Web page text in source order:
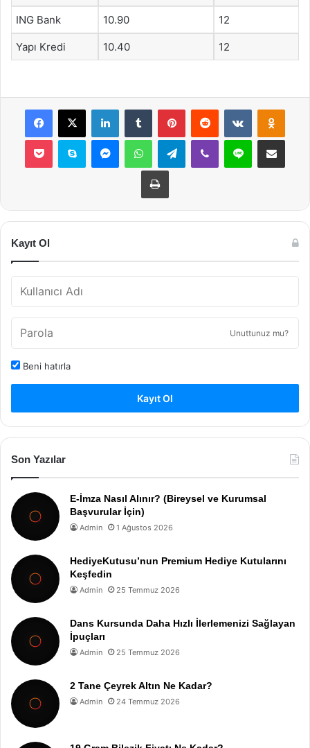
ING Bank 10.90 12
Yapı Kredi 10.40 12
Facebook
X LinkedInTumblr PinterestReddit VKontakte
Pocket Skype MessengerWhatsAppTelegramViber Line E-Posta ile
Yazdır
Kayıt Ol
Unuttunuz mu?
Beni hatırla
Kayıt Ol
Son Yazılar
E-İmza Nasıl Alınır? (Bireysel ve Kurumsal
Başvurular İçin)
Admin 1 Ağustos 2026
HediyeKutusu’nun Premium Hediye Kutularını
Keşfedin
Admin 25 Temmuz 2026
Dans Kursunda Daha Hızlı İlerlemenizi Sağlayan
İpuçları
Admin 25 Temmuz 2026
2 Tane Çeyrek Altın Ne Kadar?
Admin 24 Temmuz 2026